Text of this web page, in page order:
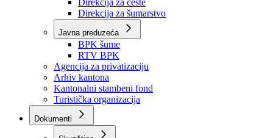
Direkcije
Direkcija za robne rezerve
Direkcija za ceste
Direkcija za šumarstvo
Javna preduzeća
BPK šume
RTV BPK
Agencija za privatizaciju
Arhiv kantona
Kantonalni stambeni fond
Turistička organizacija